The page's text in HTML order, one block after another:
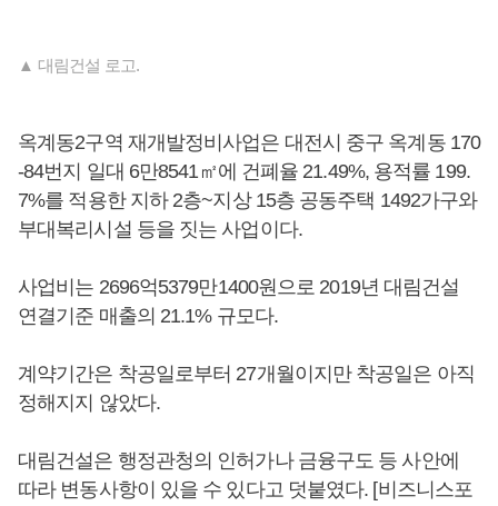
▲ 대림건설 로고.
옥계동2구역 재개발정비사업은 대전시 중구 옥계동 170
-84번지 일대 6만8541㎡에 건폐율 21.49%, 용적률 199.
7%를 적용한 지하 2층~지상 15층 공동주택 1492가구와
부대복리시설 등을 짓는 사업이다.
사업비는 2696억5379만1400원으로 2019년 대림건설
연결기준 매출의 21.1% 규모다.
계약기간은 착공일로부터 27개월이지만 착공일은 아직
정해지지 않았다.
대림건설은 행정관청의 인허가나 금융구도 등 사안에
따라 변동사항이 있을 수 있다고 덧붙였다. [비즈니스포